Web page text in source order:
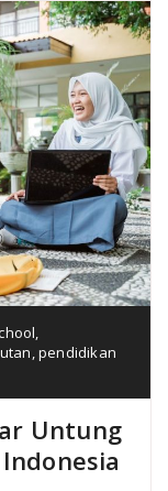
,
,pendidikan
Untung